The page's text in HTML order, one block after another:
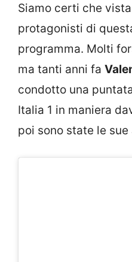
Siamo certi che
protagonisti di
programma. Molti
ma tanti anni fa
condotto una
Italia 1 in maniera
poi sono state le